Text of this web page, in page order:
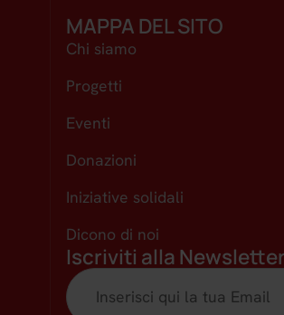
MAPPA DEL SITO
Chi siamo
Progetti
Eventi
Donazioni
Iniziative solidali
Dicono di noi
Iscriviti alla